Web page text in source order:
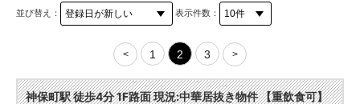
並び替え： 表示件数：
< 1 2 3 >
神保町駅 徒歩4分 1F路面 現況:中華居抜き物件 【重飲食可】